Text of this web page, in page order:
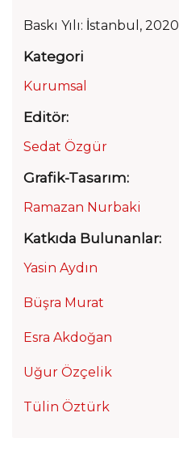
Baskı Yılı: İstanbul, 2020
Kategori
Kurumsal
Editör:
Sedat Özgür
Grafik-Tasarım:
Ramazan Nurbaki
Katkıda Bulunanlar:
Yasin Aydın
Büşra Murat
Esra Akdoğan
Uğur Özçelik
Tülin Öztürk